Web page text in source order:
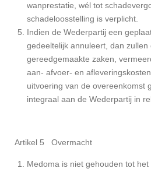
wanprestatie, wél tot
schadeloosstelling is verplicht.
Indien de Wederpartij een
gedeeltelijk annuleert, dan
gereedgemaakte zaken,
aan- afvoer- en
uitvoering van de overeenkomst
integraal aan de Wederpartij in
Artikel 5 Overmacht
Medoma is niet gehouden tot